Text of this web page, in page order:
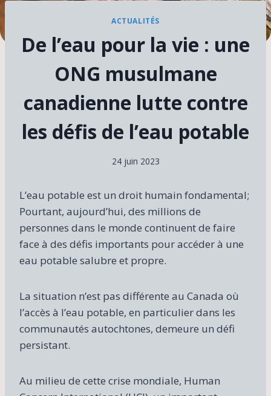
ACTUALITÉS
De l’eau pour la vie : une
ONG musulmane
canadienne lutte contre
les défis de l’eau potable
24 juin 2023
L’eau potable est un droit humain fondamental;
Pourtant, aujourd’hui, des millions de
personnes dans le monde continuent de faire
face à des défis importants pour accéder à une
eau potable salubre et propre.
La situation n’est pas différente au Canada où
l’accès à l’eau potable, en particulier dans les
communautés autochtones, demeure un défi
persistant.
Au milieu de cette crise mondiale, Human